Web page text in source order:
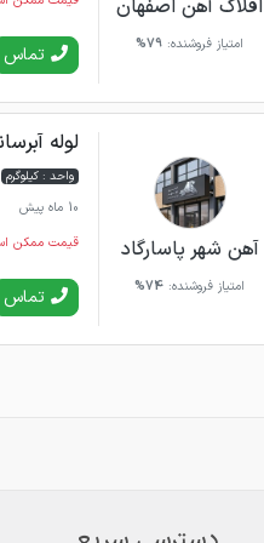
افلاک آهن اصفهان
امتیاز فروشنده: 79% تماس
آهن شهر پاسارگاد
امتیاز فروشنده: 74%
لوله آبرسانی
واحد : کیلوگرم
10 ماه پیش
قیمت ممکن
تماس